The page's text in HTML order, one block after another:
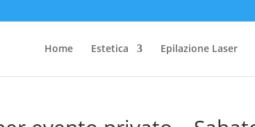
Home Estetica Epilazione Laser